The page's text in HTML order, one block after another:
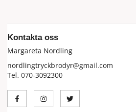
Kontakta oss
Margareta Nordling
nordlingtryckbrodyr@gmail.com
Tel. 070-3092300